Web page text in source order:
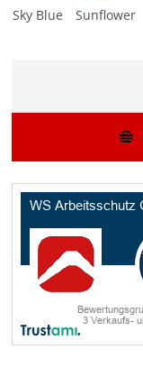
Sky Blue
Sunflower